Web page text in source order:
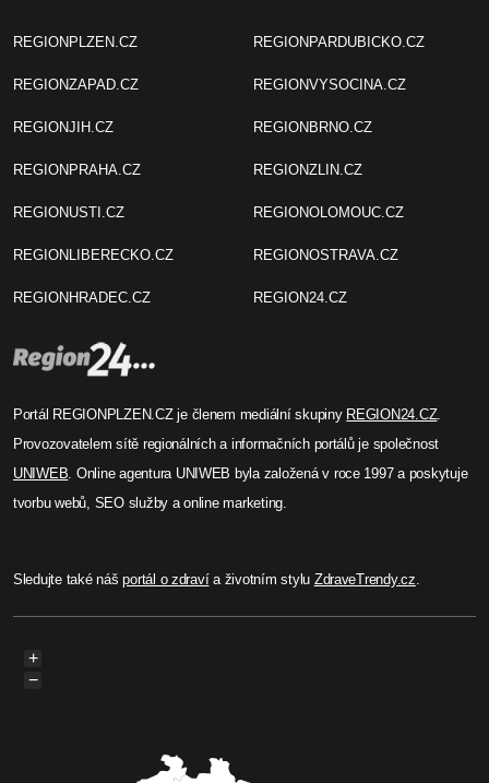
REGIONPLZEN.CZ
REGIONZAPAD.CZ
REGIONJIH.CZ
REGIONPRAHA.CZ
REGIONUSTI.CZ
REGIONLIBERECKO.CZ
REGIONHRADEC.CZ
REGIONPARDUBICKO.CZ
REGIONVYSOCINA.CZ
REGIONBRNO.CZ
REGIONZLIN.CZ
REGIONOLOMOUC.CZ
REGIONOSTRAVA.CZ
REGION24.CZ
Portál REGIONPLZEN.CZ je členem mediální skupiny REGION24.CZ.
Provozovatelem sítě regionálních a informačních portálů je společnost
UNIWEB . Online agentura UNIWEB byla založená v roce 1997 a poskytuje
tvorbu webů, SEO služby a online marketing.
Sledujte také nášportál o zdravía životním stylu ZdraveTrendy.cz
+
−